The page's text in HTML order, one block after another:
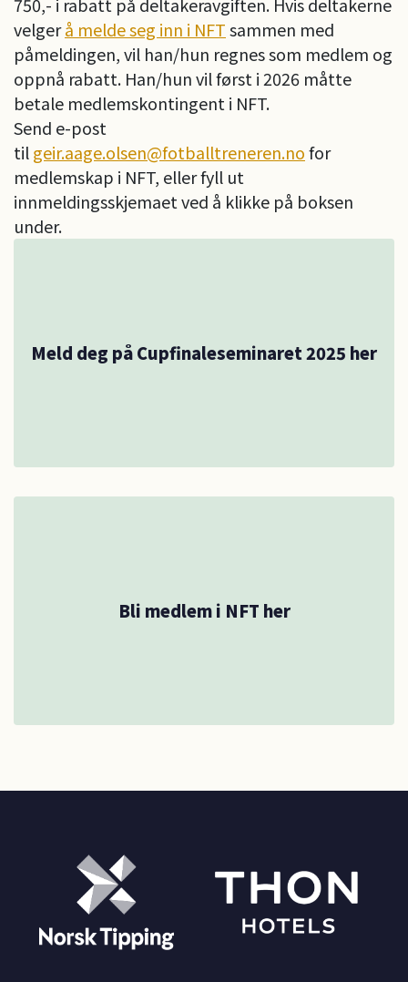
velgerå melde seg inn i NFTsammen med
påmeldingen, vil han/hun regnes som medlem og
oppnå rabatt. Han/hun vil først i 2026 måtte
betale medlemskontingent i NFT.
Send e-post
tilgeir.aage.olsen@fotballtreneren.nofor
medlemskap i NFT, eller fyll ut
innmeldingsskjemaet ved å klikke på boksen
under.
Meld deg på Cupfinaleseminaret 2025 her
Bli medlem i NFT her